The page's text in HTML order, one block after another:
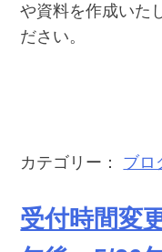
や資料を作成いた
ださい。
カテゴリー： ブロ
受付時間変